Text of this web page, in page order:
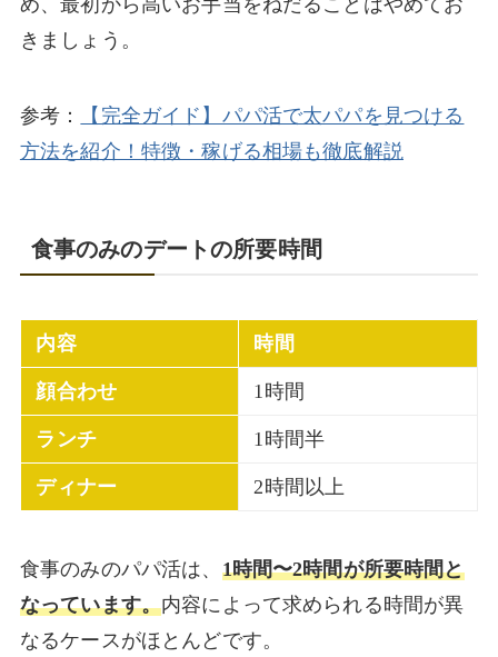
きましょう。
参考：
【完全ガイド】パパ活で太パパを見つける
方法を紹介！特徴・稼げる相場も徹底解説
食事のみのデートの所要時間
内容 時間
顔合わせ 1時間
ランチ 1時間半
ディナー 2時間以上
食事のみのパパ活は、 1時間〜2時間が所要時間と
なっています。内容によって求められる時間が異
なるケースがほとんどです。